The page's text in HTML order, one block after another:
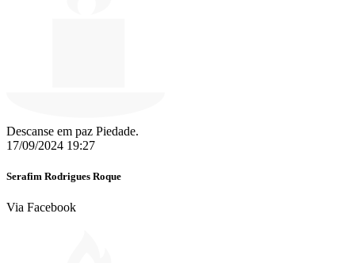
Descanse em paz Piedade.️️️️
17/09/2024 19:27
Serafim Rodrigues Roque
Via Facebook